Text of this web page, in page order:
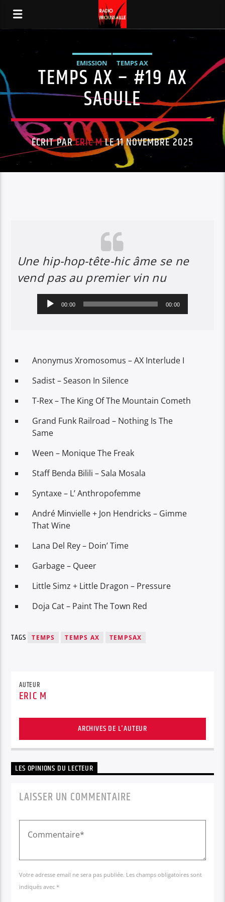
EMISSION TEMPS AX
TEMPS AX – #19 AX
SAOULE
ÉCRIT PARERIC MLE 11 NOVEMBRE 2025
Une hip-hop-tête-hic âme se ne
vend pas au premier vin nu
Lecteur
audio
00:00 00:00
Anonymus Xromosomus – AX Interlude I
Sadist – Season In Silence
T-Rex – The King Of The Mountain Cometh
Grand Funk Railroad – Nothing Is The
Same
Ween – Monique The Freak
Staff Benda Bilili – Sala Mosala
Syntaxe – L’ Anthropofemme
André Minvielle + Jon Hendricks – Gimme
That Wine
Lana Del Rey – Doin’ Time
Garbage – Queer
Little Simz + Little Dragon – Pressure
Doja Cat – Paint The Town Red
TAGS TEMPS TEMPS AX TEMPSAX
AUTEUR
ERIC M
ARCHIVES DE L'AUTEUR
LES OPINIONS DU LECTEUR
LAISSER UN COMMENTAIRE
Votre adresse email ne sera pas publiée. Les champs obligatoires sont
indiqués avec *